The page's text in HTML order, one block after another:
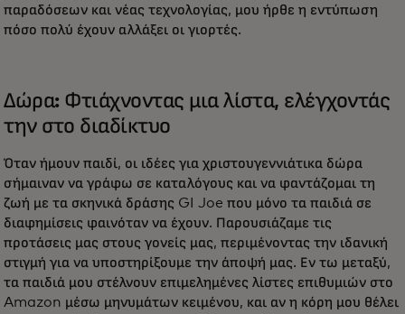
παραδόσεων και νέας τεχνολογίας, μου ήρθε η εντύπωση
πόσο πολύ έχουν αλλάξει οι γιορτές.
Δώρα: Φτιάχνοντας μια λίστα, ελέγχοντάς
την στο διαδίκτυο
Όταν ήμουν παιδί, οι ιδέες για χριστουγεννιάτικα δώρα
σήμαιναν να γράφω σε καταλόγους και να φαντάζομαι τη
ζωή με τα σκηνικά δράσης GI Joe που μόνο τα παιδιά σε
διαφημίσεις φαινόταν να έχουν. Παρουσιάζαμε τις
προτάσεις μας στους γονείς μας, περιμένοντας την ιδανική
στιγμή για να υποστηρίξουμε την άποψή μας. Εν τω μεταξύ,
τα παιδιά μου στέλνουν επιμελημένες λίστες επιθυμιών στο
Amazon μέσω μηνυμάτων κειμένου, και αν η κόρη μου θέλει